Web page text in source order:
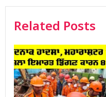
Related Posts